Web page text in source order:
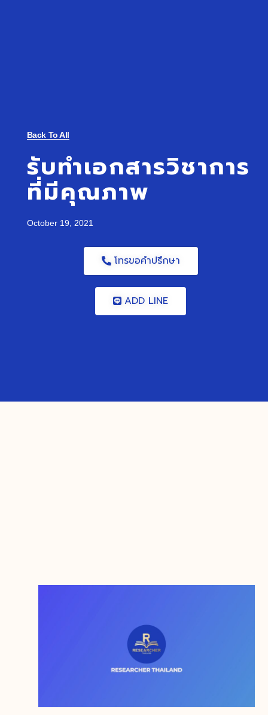
Back To All
รับทำเอกสารวิชาการ
ที่มีคุณภาพ
October 19, 2021
โทรขอคำปรึกษา
ADD LINE